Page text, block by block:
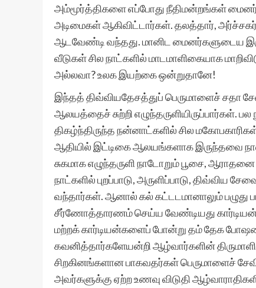
அம்மூர்த்திகளை எப்போது நீதிமன்றங்கள்
அடிமைகள் ஆகிவிட்டார்கள். தலத்தார்,
ஆடவேண்டி வந்தது. மானிட மைனர்களுடைய
வீடுகள் சில நாட்களில் மாடமாளிகையாக
அல்லவா? உலக இயற்கை ஒன்றுதானே!
இந்தத் திவ்வியதேசத்துப் பெருமாளைச் சதா
ஆலயத்தைச் சுற்றி எழுந்தருளியிருப்பார்கள்.
திகழ்ந்திருந்த நன்னாட்களில் சில
ஆதியில் இட்டிகை ஆலயங்களாக இருந்தவை
சுகமாக எழுந்தருளி நாடோறும் பூசை,
நாட்களில் புறப்பாடு, அருளிப்பாடு,
வந்தார்கள். ஆனால் கல் கட்டடமானாலும் பழுது
சீர்ணோத்தாரணம் செய்ய வேண்டியது
மற்றக் கார்டியன்களைப் போன்று தம் தேக
கவனித்தார்களேயன்றி ஆழ்வார்களின்
சிறகினங்களான பாகவதர்கள் பெருமாளைச்
அவர்களுக்கு ஏற்ற உணவு விடுதி